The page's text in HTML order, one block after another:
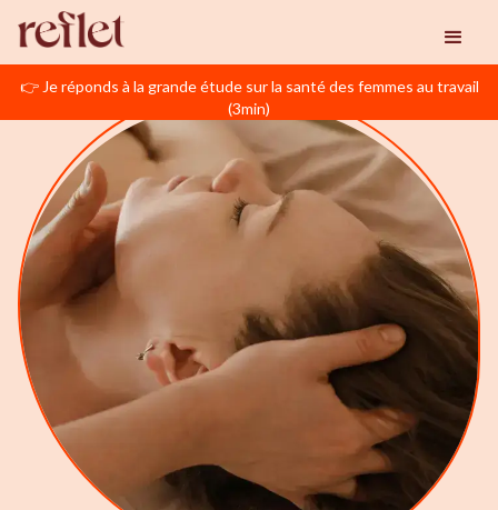
👉 Je réponds à la grande étude sur la santé des femmes au travail
(3min)